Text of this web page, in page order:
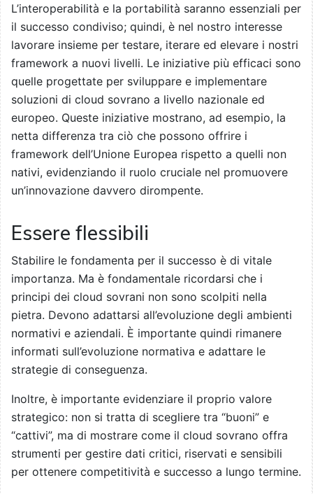
L’interoperabilità e la portabilità saranno essenziali per
il successo condiviso; quindi, è nel nostro interesse
lavorare insieme per testare, iterare ed elevare i nostri
framework a nuovi livelli. Le iniziative più efficaci sono
quelle progettate per sviluppare e implementare
soluzioni di cloud sovrano a livello nazionale ed
europeo. Queste iniziative mostrano, ad esempio, la
netta differenza tra ciò che possono offrire i
framework dell’Unione Europea rispetto a quelli non
nativi, evidenziando il ruolo cruciale nel promuovere
un’innovazione davvero dirompente.
Essere flessibili
Stabilire le fondamenta per il successo è di vitale
importanza. Ma è fondamentale ricordarsi che i
principi dei cloud sovrani non sono scolpiti nella
pietra. Devono adattarsi all’evoluzione degli ambienti
normativi e aziendali. È importante quindi rimanere
informati sull’evoluzione normativa e adattare le
strategie di conseguenza.
Inoltre, è importante evidenziare il proprio valore
strategico: non si tratta di scegliere tra “buoni” e
“cattivi”, ma di mostrare come il cloud sovrano offra
strumenti per gestire dati critici, riservati e sensibili
per ottenere competitività e successo a lungo termine.